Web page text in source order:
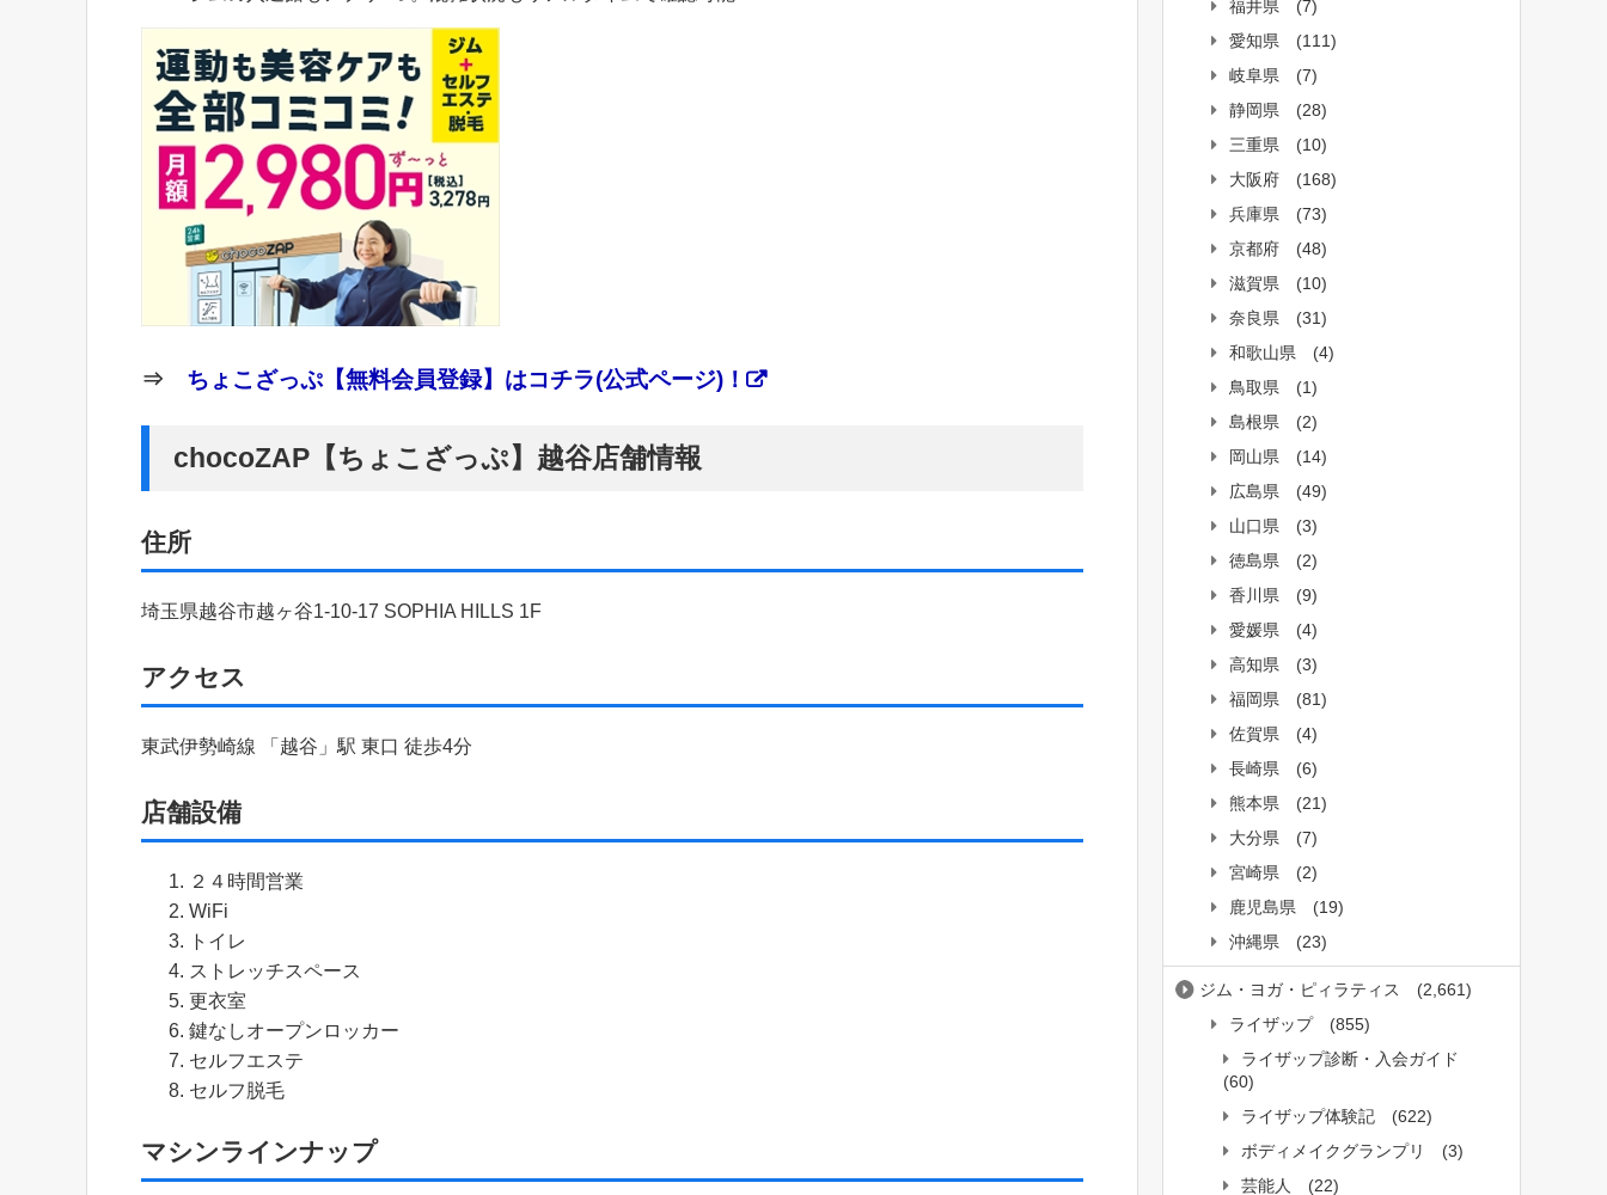
⇒ ちょこざっぷ【無料会員登録】はコチラ(公式ページ)！
chocoZAP【ちょこざっぷ】越谷店舗情報
住所
埼玉県越谷市越ヶ谷1-10-17 SOPHIA HILLS 1F
アクセス
東武伊勢崎線 「越谷」駅 東口 徒歩4分
店舗設備
２４時間営業
WiFi
トイレ
ストレッチスペース
更衣室
鍵なしオープンロッカー
セルフエステ
セルフ脱毛
マシンラインナップ
福井県
(7)
愛知県
(111)
岐阜県
(7)
静岡県
(28)
三重県
(10)
大阪府
(168)
兵庫県
(73)
京都府
(48)
滋賀県
(10)
奈良県
(31)
和歌山県
(4)
鳥取県
(1)
島根県
(2)
岡山県
(14)
広島県
(49)
山口県
(3)
徳島県
(2)
香川県
(9)
愛媛県
(4)
高知県
(3)
福岡県
(81)
佐賀県
(4)
長崎県
(6)
熊本県
(21)
大分県
(7)
宮崎県
(2)
鹿児島県
(19)
沖縄県
(23)
ジム・ヨガ・ピィラティス
(2,661)
ライザップ
(855)
ライザップ診断・入会ガイド
(60)
ライザップ体験記
(622)
ボディメイクグランプリ
(3)
芸能人
(22)